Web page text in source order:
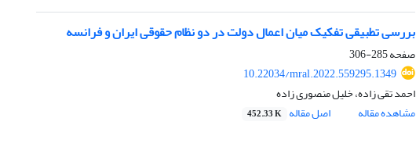
بررسی تطبیقی تفکیک میان اعمال دولت در دو نظام حقوقی ایران و فرانسه
صفحه285-306
10.22034/mral.2022.559295.1349
احمد تقی زاده، خلیل منصوری زاده
مشاهده مقاله
اصل مقاله 452.33 K